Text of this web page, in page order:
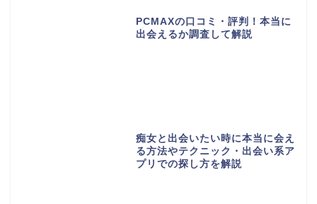
PCMAXの口コミ・評判！本当に
出会えるか調査して解説
痴女と出会いたい時に本当に会え
る方法やテクニック・出会い系ア
プリでの探し方を解説